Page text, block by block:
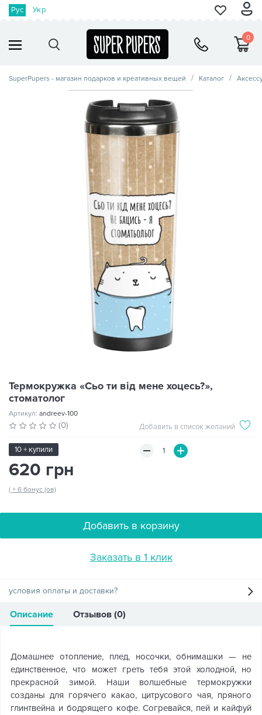
Рус Укр
0
SuperPupers - магазин подарков и креативных вещей Каталог
Термокружка «Сьо ти від мене хоцесь?»,
стоматолог
Артикул: andreev-100
(0) Добавить в список желаний
10 + купили
620 грн
( + 6 бонус (ов)
Добавить в корзину
Заказать в 1 клик
условия оплаты и доставки?
Описание Отзывов (0)
Домашнее отопление, плед, носочки, обнимашки — не
единственное, что может греть тебя этой холодной, но
прекрасной зимой. Наши волшебные термокружки
созданы для горячего какао, цитрусового чая, пряного
глинтвейна и бодрящего кофе. Согревайся, пей и кайфуй